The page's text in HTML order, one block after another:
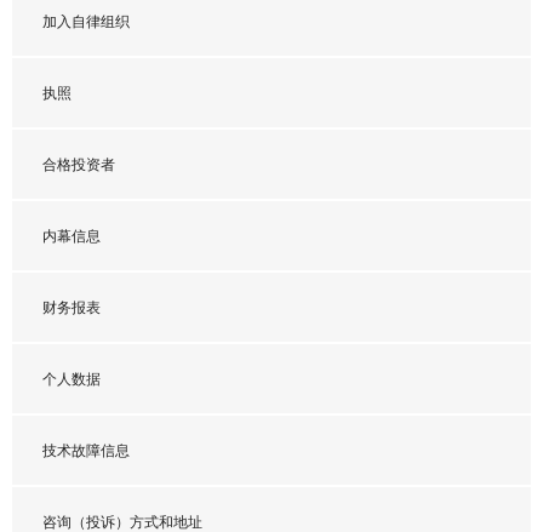
加入自律组织
执照
合格投资者
内幕信息
财务报表
个人数据
技术故障信息
咨询（投诉）方式和地址